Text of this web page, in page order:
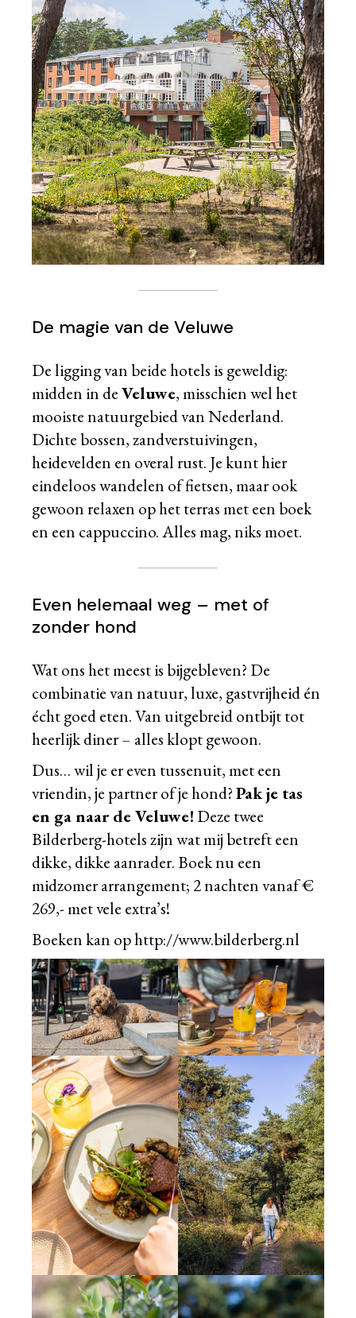
De magie van de Veluwe
De ligging van beide hotels is geweldig:
midden in deVeluwe, misschien wel het
mooiste natuurgebied van Nederland.
Dichte bossen, zandverstuivingen,
heidevelden en overal rust. Je kunt hier
eindeloos wandelen of fietsen, maar ook
gewoon relaxen op het terras met een boek
en een cappuccino. Alles mag, niks moet.
Even helemaal weg – met of
zonder hond
Wat ons het meest is bijgebleven? De
combinatie van natuur, luxe, gastvrijheid én
écht goed eten. Van uitgebreid ontbijt tot
heerlijk diner – alles klopt gewoon.
Dus… wil je er even tussenuit, met een
vriendin, je partner of je hond?Pak je tas
en ga naar de Veluwe! Deze twee
Bilderberg-hotels zijn wat mij betreft een
dikke, dikke aanrader. Boek nu een
midzomer arrangement; 2 nachten vanaf €
269,- met vele extra’s!
Boeken kan ophttp://www.bilderberg.nl